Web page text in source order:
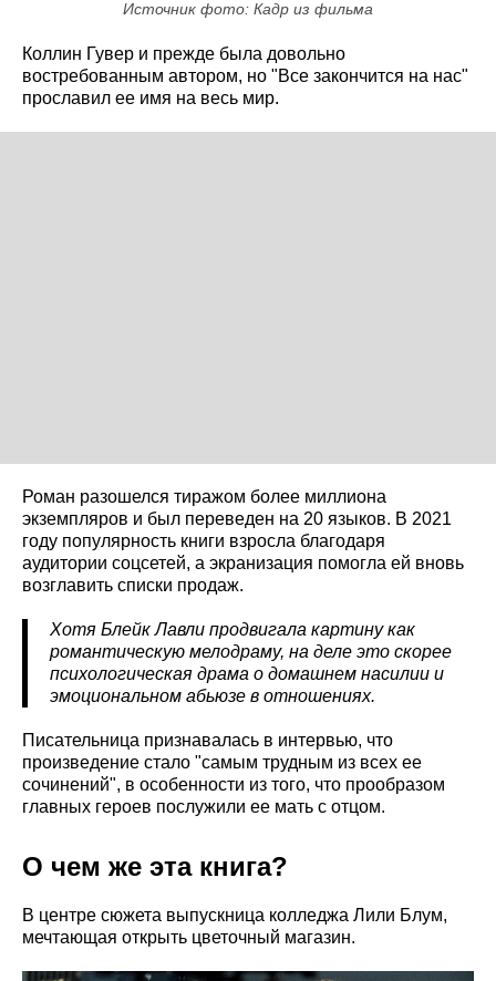
Источник фото: Кадр из фильма
Коллин Гувер и прежде была довольно
востребованным автором, но "Все закончится на нас"
прославил ее имя на весь мир.
Роман разошелся тиражом более миллиона
экземпляров и был переведен на 20 языков. В 2021
году популярность книги взросла благодаря
аудитории соцсетей, а экранизация помогла ей вновь
возглавить списки продаж.
Хотя Блейк Лавли продвигала картину как
романтическую мелодраму, на деле это скорее
психологическая драма о домашнем насилии и
эмоциональном абьюзе в отношениях.
Писательница признавалась в интервью, что
произведение стало "самым трудным из всех ее
сочинений", в особенности из того, что прообразом
главных героев послужили ее мать с отцом.
О чем же эта книга?
В центре сюжета выпускница колледжа Лили Блум,
мечтающая открыть цветочный магазин.